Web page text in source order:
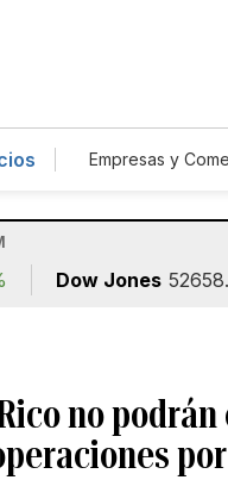
Empresas y
Dow Jones
no